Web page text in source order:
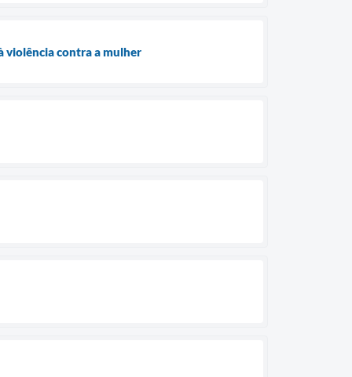
violência contra a mulher